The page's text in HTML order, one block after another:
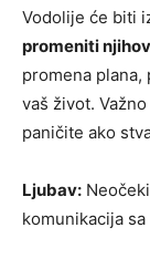
Vodolije će biti
promeniti
promena plana,
vaš život.
paničite ako
Ljubav:
komunikacija